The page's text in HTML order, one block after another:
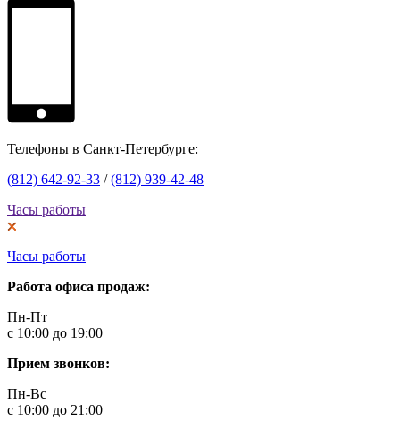
Телефоны в Санкт-Петербурге:
(812) 642-92-33 /(812) 939-42-48
Часы работы
Часы работы
Работа офиса продаж:
Пн-Пт
с 10:00 до 19:00
Прием звонков:
Пн-Вс
с 10:00 до 21:00